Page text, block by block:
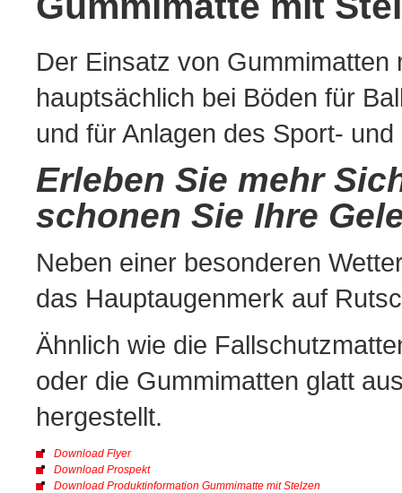
Der Einsatz von Gummimatten
hauptsächlich bei Böden für
und für Anlagen des Sport-
Erleben Sie mehr
schonen Sie Ihre
Neben einer besonderen
das Hauptaugenmerk auf
Ähnlich wie die
oder die Gummimatten glatt
hergestellt.
Download Flyer
Download Prospekt
Download Produktinformation Gummimatte mit Stelzen